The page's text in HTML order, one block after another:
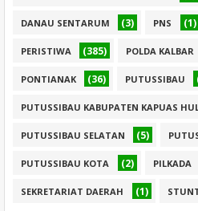
DANAU SENTARUM (3) PNS (1)
PERISTIWA (385) POLDA KALBAR
PONTIANAK (36) PUTUSSIBAU
PUTUSSIBAU KABUPATEN KAPUAS
PUTUSSIBAU SELATAN (5)
PUTUSSIBAU KOTA (2) PILKADA
SEKRETARIAT DAERAH (1)